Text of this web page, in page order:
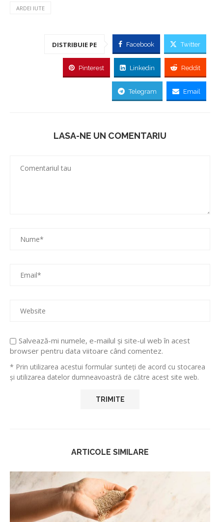
ARDEI IUTE
DISTRIBUIE PE Facebook Twitter
Pinterest Linkedin Reddit
Telegram Email
LASA-NE UN COMENTARIU
Salvează-mi numele, e-mailul și site-ul web în acest
browser pentru data viitoare când comentez.
* Prin utilizarea acestui formular sunteți de acord cu stocarea
și utilizarea datelor dumneavoastră de către acest site web.
ARTICOLE SIMILARE